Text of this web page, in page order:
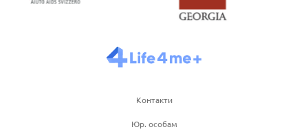
Контакти
Юр. особам